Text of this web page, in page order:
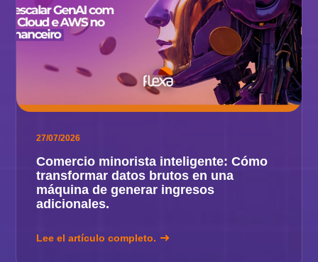
27/07/2026
Comercio minorista inteligente: Cómo
transformar datos brutos en una
máquina de generar ingresos
adicionales.
Lee el artículo completo.